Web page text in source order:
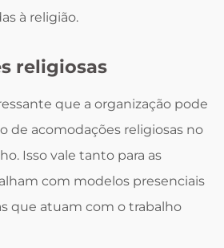
à religião.
religiosas
que a organização pode
de acomodações religiosas no
Isso vale tanto para as
com modelos presenciais
que atuam com o trabalho